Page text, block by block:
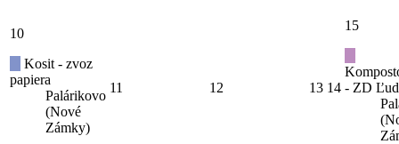
10
Kosit - zvoz
papiera
Palárikovo
(Nové
Zámky)
11 12 13 14
15
- ZD